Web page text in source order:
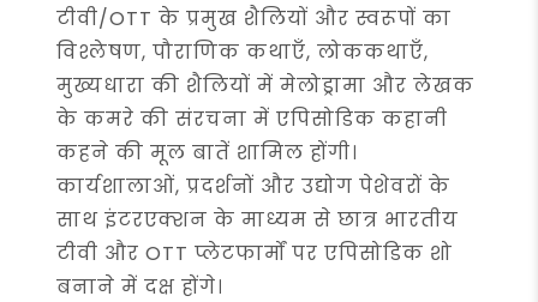
टीवी/OTT के प्रमुख शैलियों और स्वरूपों का
विश्लेषण, पौराणिक कथाएँ, लोककथाएँ,
मुख्यधारा की शैलियों में मेलोड्रामा और लेखक
के कमरे की संरचना में एपिसोडिक कहानी
कहने की मूल बातें शामिल होंगी।
कार्यशालाओं, प्रदर्शनों और उद्योग पेशेवरों के
साथ इंटरएक्शन के माध्यम से छात्र भारतीय
टीवी और OTT प्लेटफार्मों पर एपिसोडिक शो
बनाने में दक्ष होंगे।